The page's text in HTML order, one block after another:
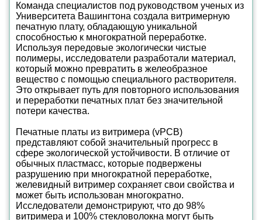
Команда специалистов под руководством ученых из
Университета Вашингтона создала витримерную
печатную плату, обладающую уникальной
способностью к многократной переработке.
Используя передовые экологически чистые
полимеры, исследователи разработали материал,
который можно превратить в желеобразное
вещество с помощью специального растворителя.
Это открывает путь для повторного использования
и переработки печатных плат без значительной
потери качества.
Печатные платы из витримера (vPCB)
представляют собой значительный прогресс в
сфере экологической устойчивости. В отличие от
обычных пластмасс, которые подвержены
разрушению при многократной переработке,
желевидный витример сохраняет свои свойства и
может быть использован многократно.
Исследователи демонстрируют, что до 98%
витримера и 100% стекловолокна могут быть